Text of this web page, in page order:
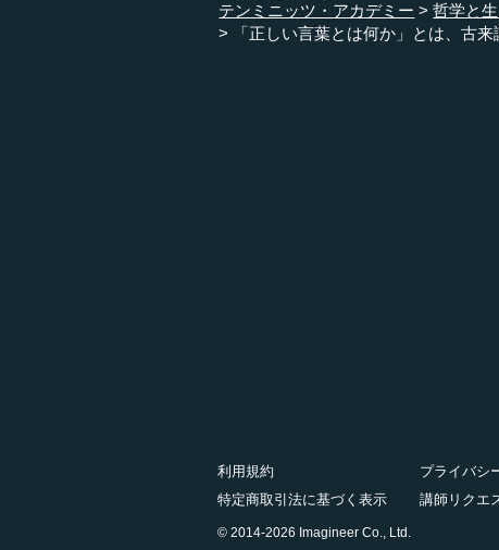
テンミニッツ・アカデミー
哲学と
「正しい言葉とは何か」とは、古
利用規約 プライバシ
特定商取引法に基づく表示
講師リクエ
© 2014-2026 Imagineer Co., Ltd.